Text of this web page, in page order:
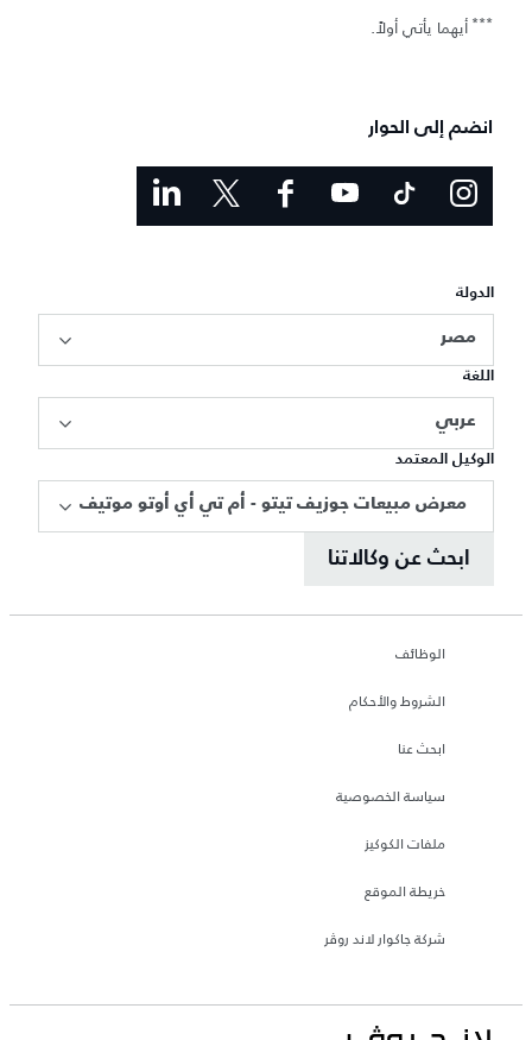
*** أيهما يأتي أولاً.
انضم إلى الحوار
الدولة
مصر
اللغة
عربي
الوكيل المعتمد
معرض مبيعات جوزيف تيتو - أم تي أي أوتو موتيف
ابحث عن وكالاتنا
الوظائف
الشروط والأحكام
ابحث عنا
سياسة الخصوصية
ملفات الكوكيز
خريطة الموقع
شركة جاكوار لاند روڤر